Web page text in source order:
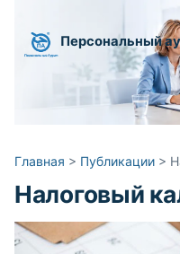
Персональный
Главная > Публикации >
Налоговый